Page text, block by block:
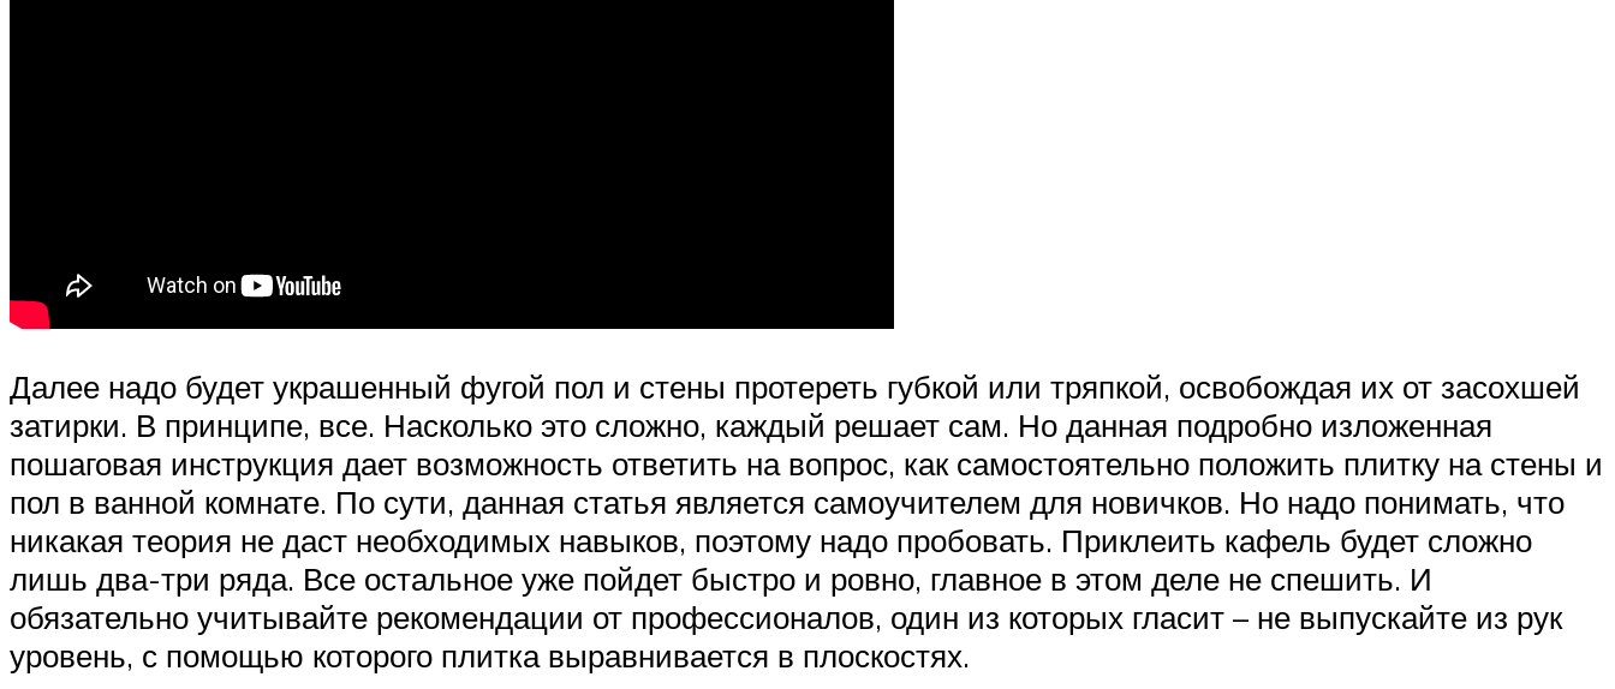
Далее надо будет украшенный фугой пол и стены протереть губкой или тряпкой, освобождая их от засохшей
затирки. В принципе, все. Насколько это сложно, каждый решает сам. Но данная подробно изложенная
пошаговая инструкция дает возможность ответить на вопрос, как самостоятельно положить плитку на стены и
пол в ванной комнате. По сути, данная статья является самоучителем для новичков. Но надо понимать, что
никакая теория не даст необходимых навыков, поэтому надо пробовать. Приклеить кафель будет сложно
лишь два-три ряда. Все остальное уже пойдет быстро и ровно, главное в этом деле не спешить. И
обязательно учитывайте рекомендации от профессионалов, один из которых гласит – не выпускайте из рук
уровень, с помощью которого плитка выравнивается в плоскостях.